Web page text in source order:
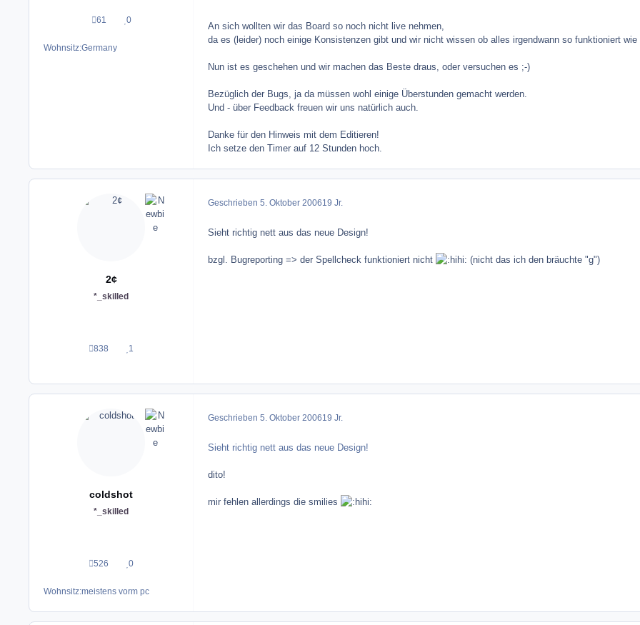
61
Beiträge
0
Reputation
Wohnsitz:Germany
An sich wollten wir das Board so noch nicht live nehmen,
da es (leider) noch einige Konsistenzen gibt und wir nicht wissen ob alles irgendwann so funktioniert wie
Nun ist es geschehen und wir machen das Beste draus, oder versuchen es ;-)
Bezüglich der Bugs, ja da müssen wohl einige Überstunden gemacht werden.
Und - über Feedback freuen wir uns natürlich auch.
Danke für den Hinweis mit dem Editieren!
Ich setze den Timer auf 12 Stunden hoch.
2¢
*_skilled
838
Beiträge1
Reputation
Geschrieben 5. Oktober 200619 Jr.
Sieht richtig nett aus das neue Design!
bzgl. Bugreporting => der Spellcheck funktioniert nicht (nicht das ich den bräuchte "g")
coldshot
*_skilled
526
Beiträge0
Reputation
Wohnsitz:meistens vorm pc
Geschrieben 5. Oktober 200619 Jr.
Sieht richtig nett aus das neue Design!
dito!
mir fehlen allerdings die smilies